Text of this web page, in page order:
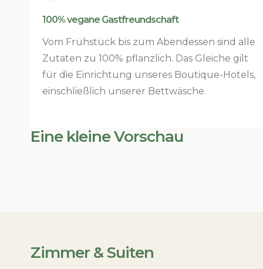
100% vegane Gastfreundschaft
Vom Frühstück bis zum Abendessen sind alle
Zutaten zu 100% pflanzlich. Das Gleiche gilt
für die Einrichtung unseres Boutique-Hotels,
einschließlich unserer Bettwäsche.
Eine kleine Vorschau
Zimmer & Suiten